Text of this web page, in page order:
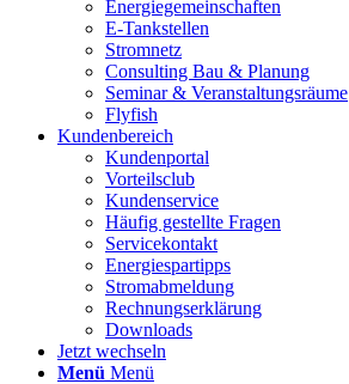
Energiegemeinschaften
E-Tankstellen
Stromnetz
Consulting Bau & Planung
Seminar & Veranstaltungsräume
Flyfish
Kundenbereich
Kundenportal
Vorteilsclub
Kundenservice
Häufig gestellte Fragen
Servicekontakt
Energiespartipps
Stromabmeldung
Rechnungserklärung
Downloads
Jetzt wechseln
Menü Menü